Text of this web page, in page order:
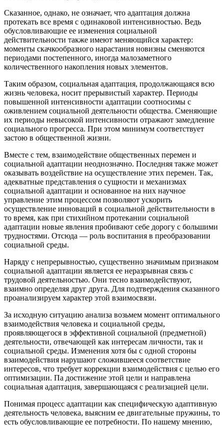
Сказанное, однако, не означает, что адаптация должна
протекать все время с одинаковой интенсивностью. Ведь
обусловливающие ее изменения социальной
действительности также имеют меняющийся характер:
моменты скачкообразного нарастания новизны сменяются
периодами постепенного, иногда малозаметного
количественного накопления новых элементов.
Таким образом, социальная адаптация, продолжающаяся всю
жизнь человека, носит прерывистый характер. Периоды
повышенной интенсивности адаптации соотносимы с
оживлением социальной деятельности общества. Сменяющие
их периоды невысокой интенсивности отражают замедление
социального прогресса. При этом минимум соответствует
застою в общественной жизни.
Вместе с тем, взаимодействие общественных перемен и
социальной адаптации неоднозначно. Последняя также может
оказывать воздействие на осуществление этих перемен. Так,
адекватные представления о сущности и механизмах
социальной адаптации и основанное на них научное
управление этим процессом позволяют ускорить
осуществление инноваций в социальной действительности в
то время, как при стихийном протекании социальной
адаптации новые явления пробивают себе дорогу с большими
трудностями. Отсюда — роль воспитания в преобразовании
социальной среды.
Наряду с непрерывностью, существенно значимым признаком
социальной адаптации является ее неразрывная связь с
трудовой деятельностью. Они тесно взаимодействуют,
взаимно определяя друг друга. Для подтверждения сказанного
проанализируем характер этой взаимосвязи.
За исходную ситуацию анализа возьмем момент оптимального
взаимодействия человека и социальной среды,
проявляющегося в эффективной социальной (предметной)
деятельности, отвечающей как интересам личности, так и
социальной среды. Изменения хотя бы с одной стороны
взаимодействия нарушают сложившееся соответствие
интересов, что требует коррекции взаимодействия с целью его
оптимизации. Па достижение этой цели и направлена
социальная адаптация, завершающаяся с реализацией цели.
Понимая процесс адаптации как специфическую адаптивную
деятельность человека, выясним ее двигательные пружины, то
есть обусловливающие ее потребности. По нашему мнению,